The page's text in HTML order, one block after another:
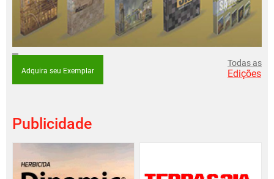
Adquira seu Exemplar
Todas as
Edições
Publicidade